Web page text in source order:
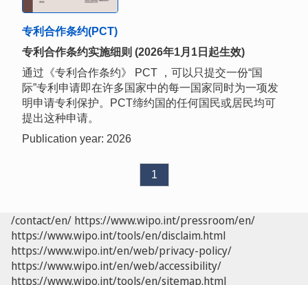
专利合作条约(PCT)
专利合作条约实施细则 (2026年1月1日起生效)
通过《专利合作条约》 PCT ，可以只提交一份“国
际”专利申请即在许多国家中的每一国家同时为一项发
明申请专利保护。PCT缔约国的任何国民或居民均可
提出这种申请。
Publication year: 2026
1
/contact/en/ https://www.wipo.int/pressroom/en/
https://www.wipo.int/tools/en/disclaim.html
https://www.wipo.int/en/web/privacy-policy/
https://www.wipo.int/en/web/accessibility/
https://www.wipo.int/tools/en/sitemap.html